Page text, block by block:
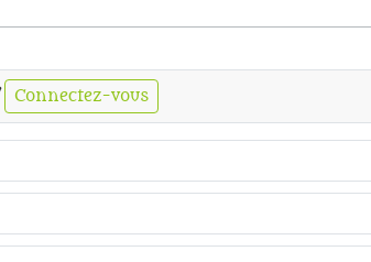
Connectez-vous